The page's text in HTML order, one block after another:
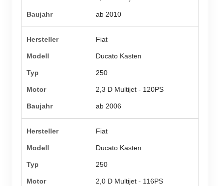
ab 2010
Fiat
Ducato Kasten
250
2,3 D Multijet - 120PS
ab 2006
Fiat
Ducato Kasten
250
2,0 D Multijet - 116PS